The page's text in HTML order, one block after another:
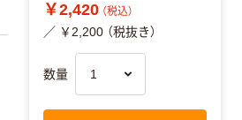
￥2,420 （税込）
／ ￥2,200 （税抜き）
数量